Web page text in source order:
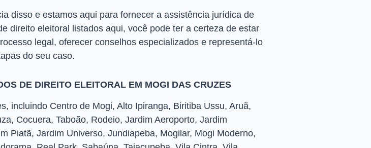
disso e estamos aqui para fornecer a assistência jurídica de
direito eleitoral listados aqui, você pode ter a certeza de estar
legal, oferecer conselhos especializados e representá-lo
do seu caso.
DE DIREITO ELEITORAL EM MOGI DAS CRUZES
incluindo Centro de Mogi, Alto Ipiranga, Biritiba Ussu, Aruã,
Cocuera, Taboão, Rodeio, Jardim Aeroporto, Jardim
Piatã, Jardim Universo, Jundiapeba, Mogilar, Mogi Moderno,